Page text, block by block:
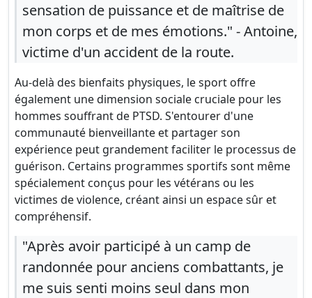
sensation de puissance et de maîtrise de
mon corps et de mes émotions." - Antoine,
victime d'un accident de la route.
Au-delà des bienfaits physiques, le sport offre
également une dimension sociale cruciale pour les
hommes souffrant de PTSD. S'entourer d'une
communauté bienveillante et partager son
expérience peut grandement faciliter le processus de
guérison. Certains programmes sportifs sont même
spécialement conçus pour les vétérans ou les
victimes de violence, créant ainsi un espace sûr et
compréhensif.
"Après avoir participé à un camp de
randonnée pour anciens combattants, je
me suis senti moins seul dans mon